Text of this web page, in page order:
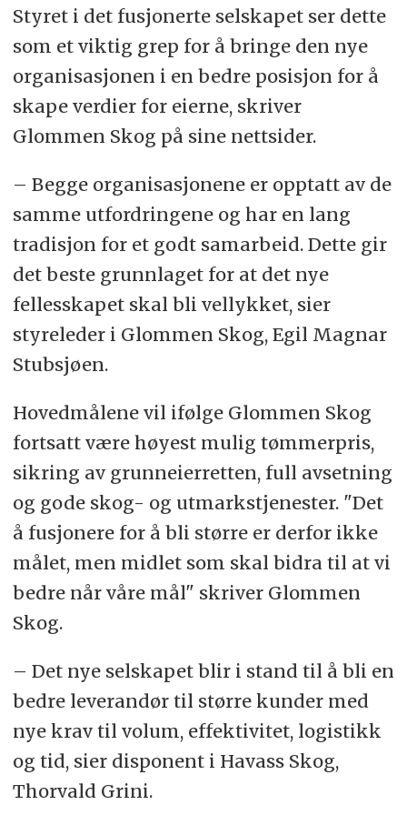
Styret i det fusjonerte selskapet ser dette
som et viktig grep for å bringe den nye
organisasjonen i en bedre posisjon for å
skape verdier for eierne, skriver
Glommen Skog på sine nettsider.
– Begge organisasjonene er opptatt av de
samme utfordringene og har en lang
tradisjon for et godt samarbeid. Dette gir
det beste grunnlaget for at det nye
fellesskapet skal bli vellykket, sier
styreleder i Glommen Skog, Egil Magnar
Stubsjøen.
Hovedmålene vil ifølge Glommen Skog
fortsatt være høyest mulig tømmerpris,
sikring av grunneierretten, full avsetning
og gode skog- og utmarkstjenester. "Det
å fusjonere for å bli større er derfor ikke
målet, men midlet som skal bidra til at vi
bedre når våre mål" skriver Glommen
Skog.
– Det nye selskapet blir i stand til å bli en
bedre leverandør til større kunder med
nye krav til volum, effektivitet, logistikk
og tid, sier disponent i Havass Skog,
Thorvald Grini.